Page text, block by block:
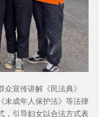
宣传讲解《民法典》
未成年人保护法》等法律
，引导妇女以合法方式表